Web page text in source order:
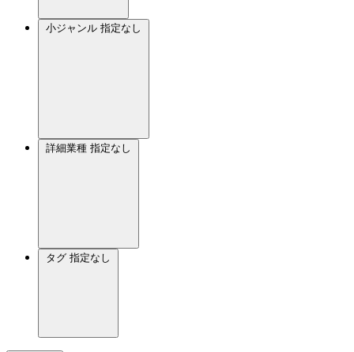
小ジャンル 指定なし
詳細業種 指定なし
タグ 指定なし